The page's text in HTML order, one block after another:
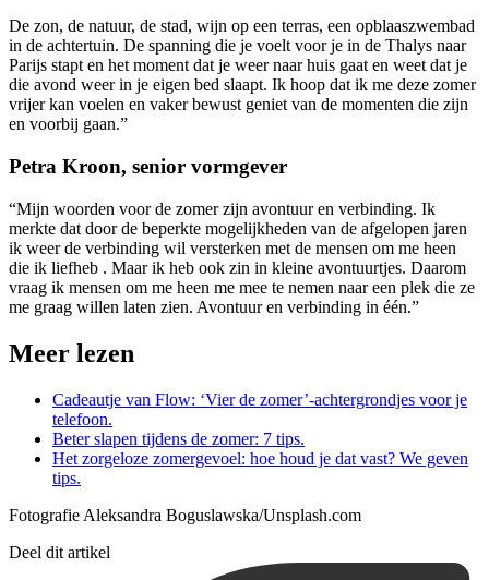
De zon, de natuur, de stad, wijn op een terras, een opblaaszwembad
in de achtertuin. De spanning die je voelt voor je in de Thalys naar
Parijs stapt en het moment dat je weer naar huis gaat en weet dat je
die avond weer in je eigen bed slaapt. Ik hoop dat ik me deze zomer
vrijer kan voelen en vaker bewust geniet van de momenten die zijn
en voorbij gaan.”
Petra Kroon, senior vormgever
“Mijn woorden voor de zomer zijn avontuur en verbinding. Ik
merkte dat door de beperkte mogelijkheden van de afgelopen jaren
ik weer de verbinding wil versterken met de mensen om me heen
die ik liefheb . Maar ik heb ook zin in kleine avontuurtjes. Daarom
vraag ik mensen om me heen me mee te nemen naar een plek die ze
me graag willen laten zien. Avontuur en verbinding in één.”
Meer lezen
Cadeautje van Flow: ‘Vier de zomer’-achtergrondjes voor je
telefoon.
Beter slapen tijdens de zomer: 7 tips.
Het zorgeloze zomergevoel: hoe houd je dat vast? We geven
tips.
Fotografie Aleksandra Boguslawska/Unsplash.com
Deel dit artikel